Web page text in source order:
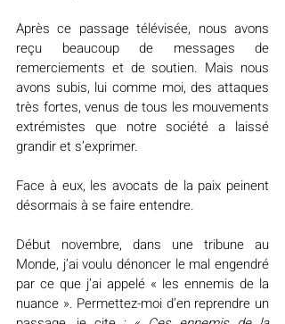
Après ce passage télévisée, nous avons
reçu beaucoup de messages de
remerciements et de soutien. Mais nous
avons subis, lui comme moi, des attaques
très fortes, venus de tous les mouvements
extrémistes que notre société a laissé
grandir et s’exprimer.
Face à eux, les avocats de la paix peinent
désormais à se faire entendre.
Début novembre, dans une tribune au
Monde, j’ai voulu dénoncer le mal engendré
par ce que j’ai appelé « les ennemis de la
nuance ». Permettez-moi d’en reprendre un